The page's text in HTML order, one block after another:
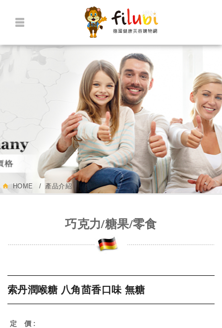
網站名稱
HOME 產品介紹
巧克力/糖果/零食
索丹潤喉糖 八角茴香口味 無糖
定 價 :